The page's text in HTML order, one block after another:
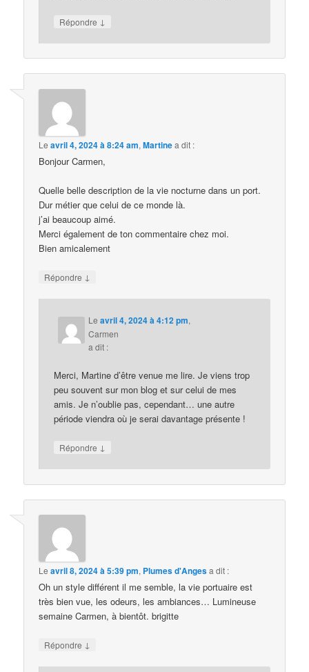
Répondre ↓
Leavril 4, 2024 à 8:24 am,Martinea dit :
Bonjour Carmen,
Quelle belle description de la vie nocturne dans un port.
Dur métier que celui de ce monde là.
j’ai beaucoup aimé.
Merci également de ton commentaire chez moi.
Bien amicalement
Répondre ↓
Leavril 4, 2024 à 4:12 pm,
Carmen
a dit :
Merci, Martine d’être venue me lire. Je viens trop
peu souvent sur mon blog et sur celui de mes
amis. Je n’oublie pas, cependant… une autre
période viendra où je serai davantage présente !
Répondre ↓
Leavril 8, 2024 à 5:39 pm, Plumes d'Angesa dit :
Oh un style différent il me semble, la vie portuaire est
très bien vue, les odeurs, les ambiances… Lumineuse
semaine Carmen, à bientôt. brigitte
Répondre ↓